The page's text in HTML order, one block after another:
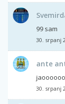
99 sam
30. srpanj
ante
30. srpanj